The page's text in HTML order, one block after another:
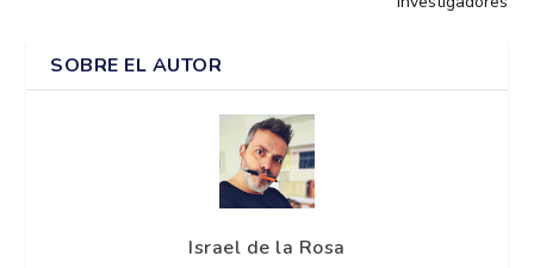
SOBRE EL AUTOR
Israel de la Rosa